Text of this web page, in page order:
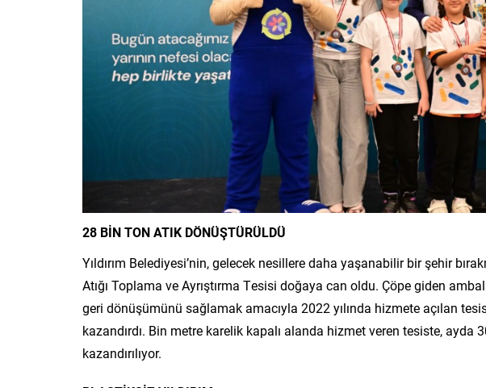
28 BİN TON ATIK DÖNÜŞTÜRÜLDÜ
Yıldırım Belediyesi’nin, gelecek nesillere daha yaşanabilir bir şehir
Atığı Toplama ve Ayrıştırma Tesisi doğaya can oldu. Çöpe giden
geri dönüşümünü sağlamak amacıyla 2022 yılında hizmete açılan
kazandırdı. Bin metre karelik kapalı alanda hizmet veren tesiste, ayda
kazandırılıyor.